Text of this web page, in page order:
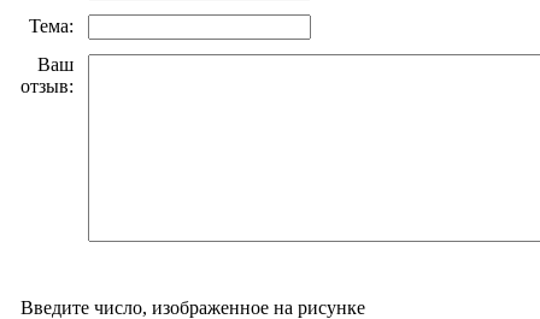
Тема:
Ваш
отзыв:
Введите число, изображенное на рисунке